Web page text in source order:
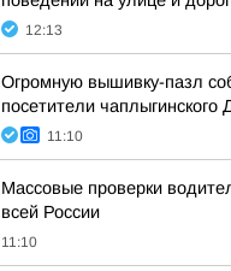
12:13
Огромную вышивку-пазл
посетители
11:10
Массовые проверки
всей России
11:10